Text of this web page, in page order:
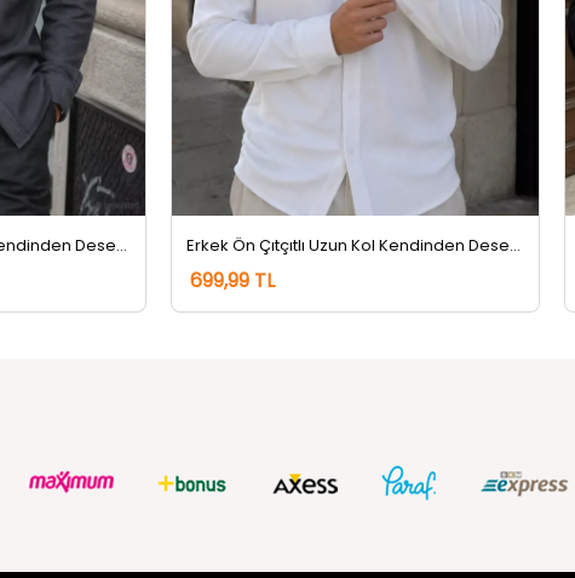
Erkek Ön Çıtçıtlı Uzun Kol Kendinden Desenli Gömlek Krem
699,99 TL